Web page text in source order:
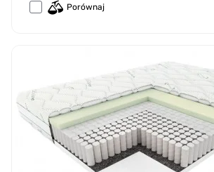
Porównaj